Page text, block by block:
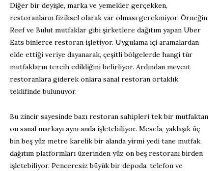
Diğer bir deyişle, marka ve yemekler gerçekken,
restoranların fiziksel olarak var olması gerekmiyor. Örneğin,
Reef ve Bulut mutfaklar gibi şirketlere dağıtım yapan Uber
Eats binlerce restoran işletiyor. Uygulama içi aramalardan
elde ettiği veriye dayanarak, çeşitli bölgelerde hangi tür
mutfakların tercih edildiğini belirliyor. Ardından mevcut
restoranlara giderek onlara sanal restoran ortaklık
teklifinde bulunuyor.
Bu zincir sayesinde bazı restoran sahipleri tek bir mutfaktan
on sanal markayı aynı anda işletebiliyor. Mesela, yaklaşık üç
bin beş yüz metre karelik bir alanda yirmi yedi tane mutfak,
dağıtım platformları üzerinden yüz on beş restoranı birden
işletebiliyor. Penceresiz büyük bir depoda, telefon ve